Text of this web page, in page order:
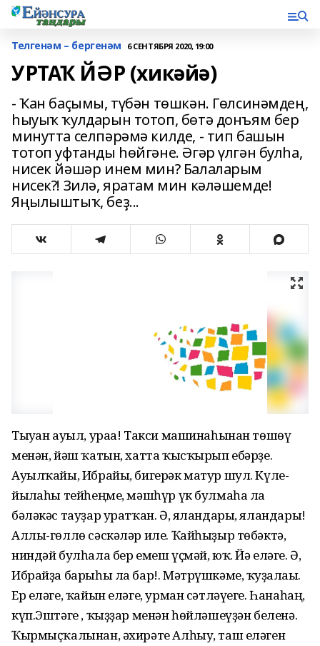
Телгенәм – бергенәм 6 СЕНТЯБРЯ 2020, 19:00
УРТАҠ ЙӘР (хикәйә)
- Ҡан баҫымы, түбән төшкән. Гөлсинәмдең,
һыуыҡ ҡулдарын тотоп, бөтә донъям бер
минутта селпәрәмә килде, - тип башын
тотоп уфтанды һөйгәне. Әгәр үлгән булһа,
нисек йәшәр инем мин? Балаларым
нисек?! Зилә, яратам мин кәләшемде!
Яңылыштыҡ, беҙ...
Тыуған ауыл, ураа! Такси машинаһынан төшөү
менән, йәш ҡатын, хатта ҡысҡырып ебәрҙе.
Ауылҡайы, Ибрайы, бигерәк матур шул. Күле-
йылғаһы тейһеңме, мәшһүр үк булмаһа ла
бәләкәс тауҙар уратҡан. Ә, яландары, яландары!
Аллы-гөллө сәскәләр иле. Ҡайһыҙыр төбәктә,
ниндәй булһала бер емеш үҫмәй, юҡ. Йә еләге. Ә,
Ибрайҙа барыһы ла бар!. Мәтрүшкәме, ҡуҙғалағы.
Ер еләге, ҡайын еләге, урман сәтләүеге. Һанаһаң,
күп.Эштәге , ҡыҙҙар менән һөйләшеүҙән беленә.
Ҡырмыҫҡалынан, әхирәте Алһыу, таш еләген